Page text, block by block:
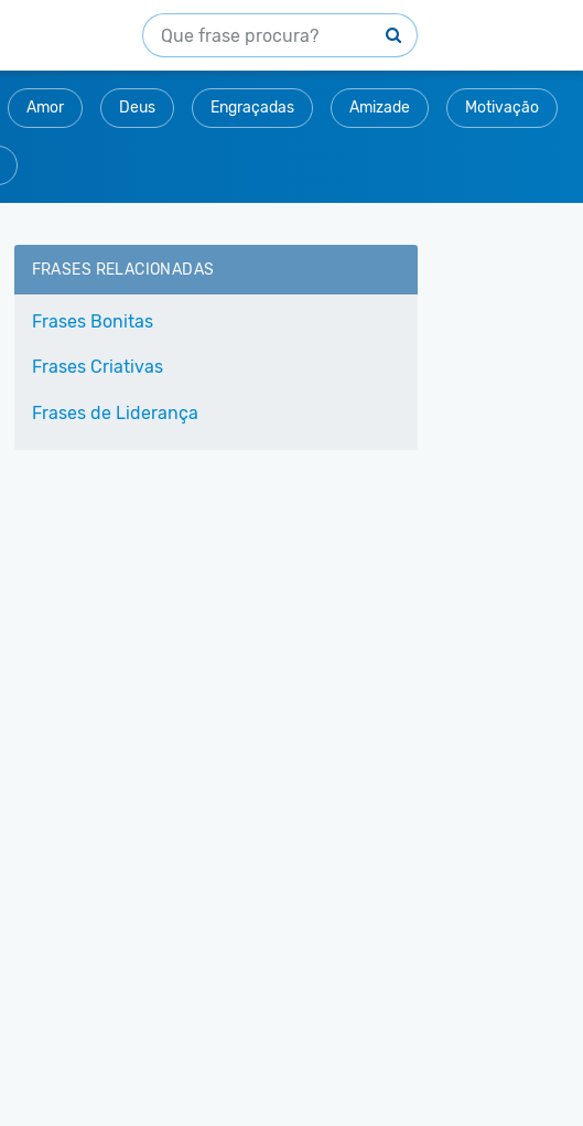
Amor Deus Engraçadas Amizade Motivação
FRASES RELACIONADAS
Frases Bonitas
Frases Criativas
Frases de Liderança